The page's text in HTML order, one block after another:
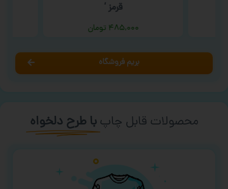
قرمز ‘
۴۸۵,۰۰۰ تومان
بریم فروشگاه
محصولات قابل چاپ با طرح دلخواه